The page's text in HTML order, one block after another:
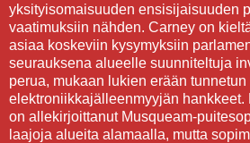
yksityisomaisuuden ensisijaisuuden
vaatimuksiin nähden. Carney on
asiaa koskeviin kysymyksiin
seurauksena alueelle suunniteltuja
perua, mukaan lukien erään tunnetun
elektroniikkajälleenmyyjän
on allekirjoittanut Musqueam-
laajoja alueita alamaalla, mutta